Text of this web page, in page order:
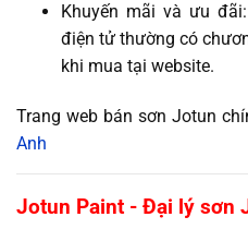
Khuyến mãi và ưu
điện tử thường có
khi mua tại website.
Trang web bán sơn Jotun
Anh
Jotun Paint - Đại lý sơn